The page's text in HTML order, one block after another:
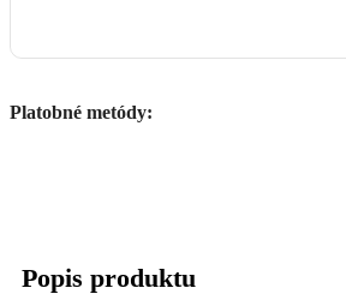
Platobné metódy:
Popis produktu